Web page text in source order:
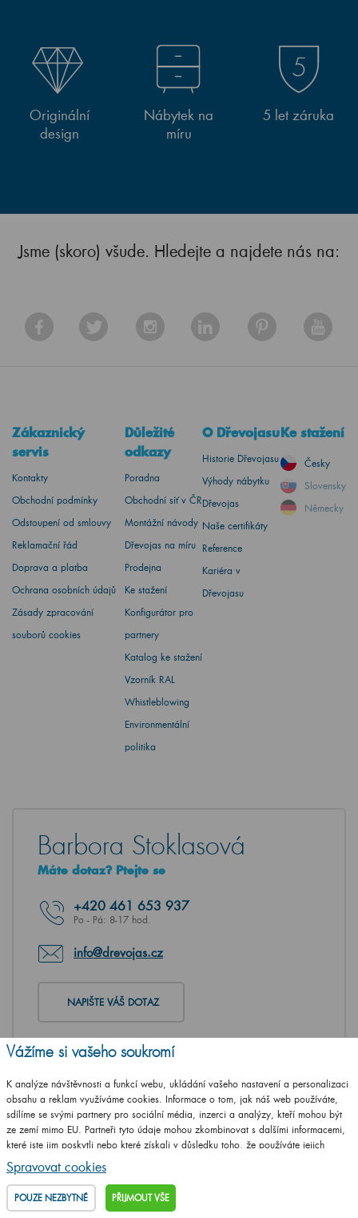
Originální
design
Nábytek na
míru
5 let záruka
Jsme (skoro) všude. Hledejte a najdete nás na:
Zákaznický
servis
Kontakty
Obchodní podmínky
Odstoupení od smlouvy
Reklamační řád
Doprava a platba
Ochrana osobních údajů
Zásady zpracování
souborů cookies
Důležité
odkazy
Poradna
Obchodní síť v ČR
Montážní návody
Dřevojas na míru
Prodejna
Ke stažení
Konfigurátor pro
partnery
Katalog ke stažení
Vzorník RAL
Whistleblowing
Environmentální
politika
O Dřevojasu
Historie Dřevojasu
Výhody nábytku
Dřevojas
Naše certifikáty
Reference
Kariéra v
Dřevojasu
Ke stažení
Česky
Slovensky
Německy
Barbora Stoklasová
Máte dotaz? Ptejte se
+420 461 653 937
Po - Pá: 8-17 hod.
info@drevojas.cz
NAPIŠTE VÁŠ DOTAZ
Vážíme si vašeho soukromí
K analýze návštěvnosti a funkcí webu, ukládání vašeho nastavení a personalizaci
obsahu a reklam využíváme cookies. Informace o tom, jak náš web používáte,
sdílíme se svými partnery pro sociální média, inzerci a analýzy, kteří mohou být
ze zemí mimo EU. Partneři tyto údaje mohou zkombinovat s dalšími informacemi,
které jste jim poskytli nebo které získali v důsledku toho, že používáte jejich
služby.
Podrobné informace
Spravovat cookies
POUZE NEZBYTNÉ PŘIJMOUT VŠE